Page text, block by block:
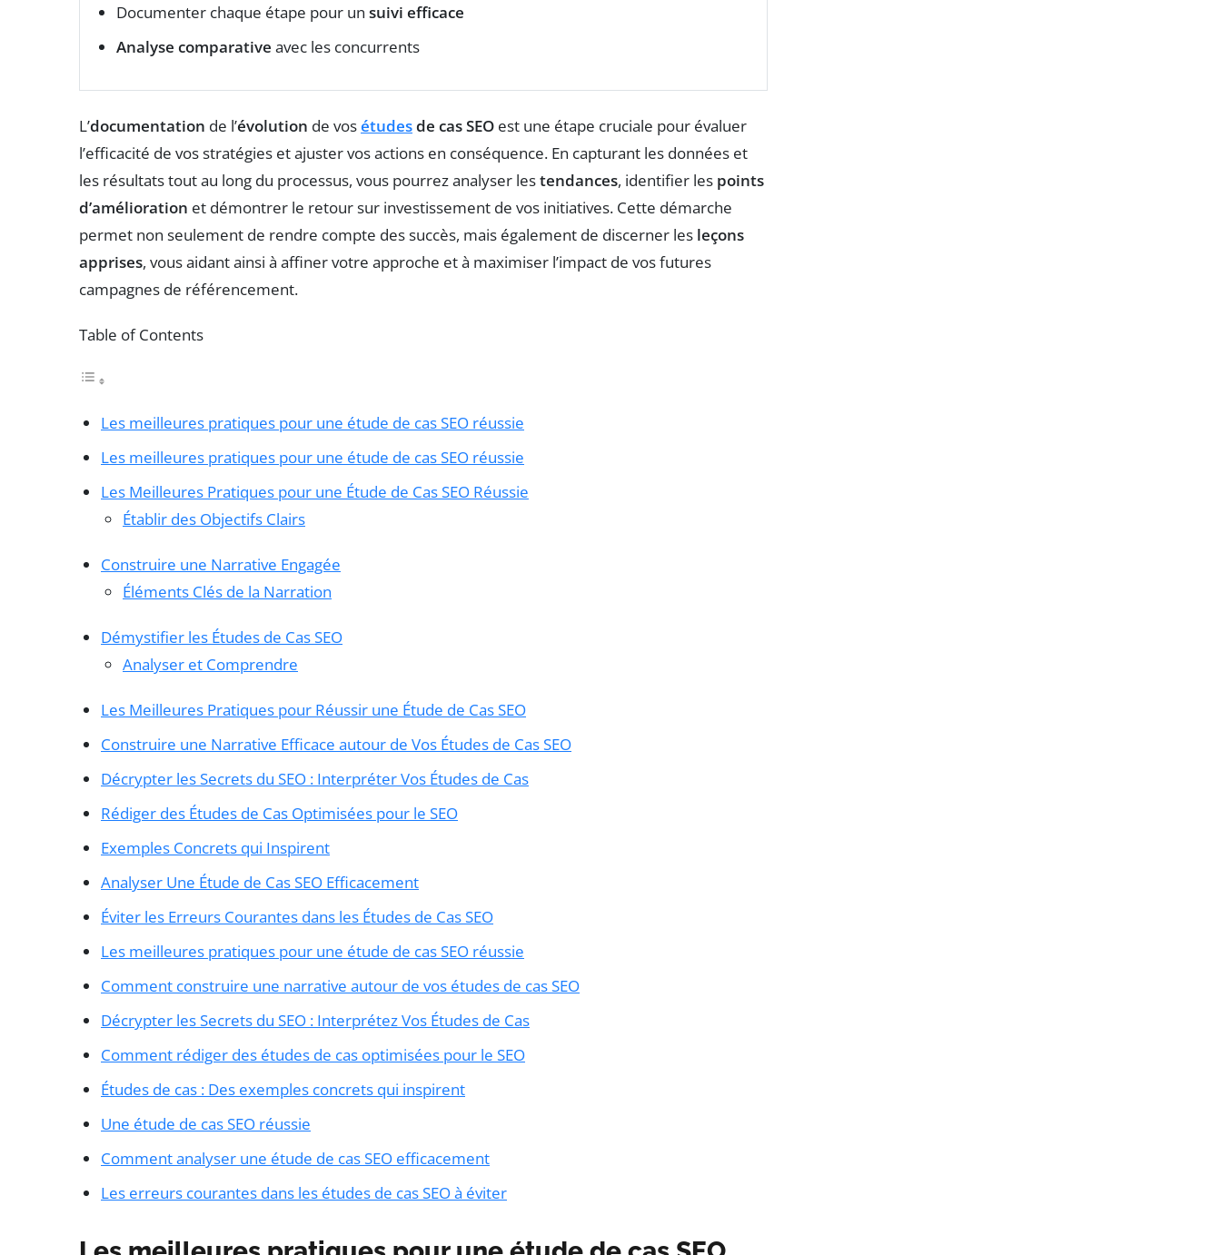
Documenter chaque étape pour un suivi efficace
Analyse comparative avec les concurrents
L’documentation de l’évolution de vosétudesde cas SEO est une étape cruciale pour évaluer
l’efficacité de vos stratégies et ajuster vos actions en conséquence. En capturant les données et
les résultats tout au long du processus, vous pourrez analyser lestendances, identifier les points
d’amélioration et démontrer le retour sur investissement de vos initiatives. Cette démarche
permet non seulement de rendre compte des succès, mais également de discerner les leçons
apprises, vous aidant ainsi à affiner votre approche et à maximiser l’impact de vos futures
campagnes de référencement.
Table of Contents
Les meilleures pratiques pour une étude de cas SEO réussie
Les meilleures pratiques pour une étude de cas SEO réussie
Les Meilleures Pratiques pour une Étude de Cas SEO Réussie
Établir des Objectifs Clairs
Construire une Narrative Engagée
Éléments Clés de la Narration
Démystifier les Études de Cas SEO
Analyser et Comprendre
Les Meilleures Pratiques pour Réussir une Étude de Cas SEO
Construire une Narrative Efficace autour de Vos Études de Cas SEO
Décrypter les Secrets du SEO : Interpréter Vos Études de Cas
Rédiger des Études de Cas Optimisées pour le SEO
Exemples Concrets qui Inspirent
Analyser Une Étude de Cas SEO Efficacement
Éviter les Erreurs Courantes dans les Études de Cas SEO
Les meilleures pratiques pour une étude de cas SEO réussie
Comment construire une narrative autour de vos études de cas SEO
Décrypter les Secrets du SEO : Interprétez Vos Études de Cas
Comment rédiger des études de cas optimisées pour le SEO
Études de cas : Des exemples concrets qui inspirent
Une étude de cas SEO réussie
Comment analyser une étude de cas SEO efficacement
Les erreurs courantes dans les études de cas SEO à éviter